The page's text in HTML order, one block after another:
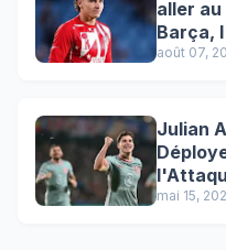
aller
Barça,
août 07,
Julian
mai 15,